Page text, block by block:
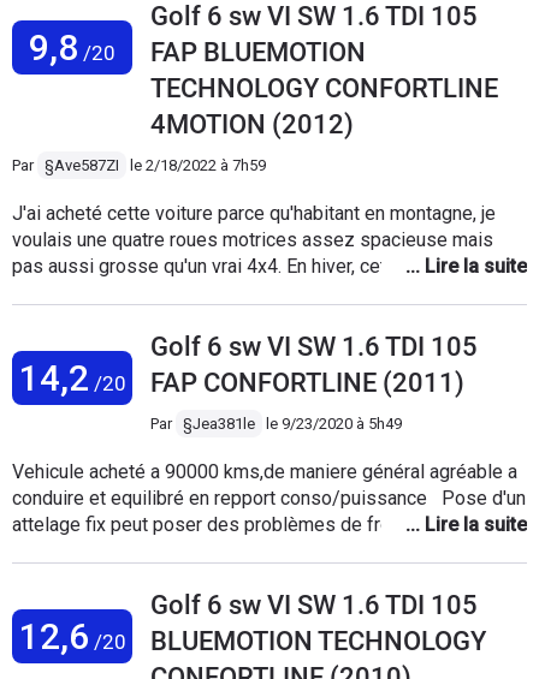
9,8 /20
Golf 6 sw VI SW 1.6 TDI 105
FAP BLUEMOTION
TECHNOLOGY CONFORTLINE
4MOTION (2012)
Par §Ave587ZI le 2/18/2022 à 7h59
J'ai acheté cette voiture parce qu'habitant en montagne, je
voulais une quatre roues motrices assez spacieuse mais
pas aussi grosse qu'un vrai 4x4. En hiver, cette Golf 6
m'a planté deux fois dans la neige fraîche...(j'ai auparavant eu
une Citroën C5 première génération qui ne m'a jamais planté
dans la neige en treize hivers..). Je peux ajouter à cela : - un
FAP HS à 60000 km (pris en charge VW) - deux roulements
se met en grève sans préavis (heureusement la trappe n'est
pas très rigide et ça s'ouvre facilement avec un petit levier
en plastique, preuve que c'est une sécurité bien illusoire) -
une voiture globalement peu confortable (sièges fermes,
moteur très présent avec un son très "agricole", bruits
éoliens prononcés) - un régulateur de vitesse fantaisiste
(jusqu'à 15km/h de plus que le réglage dans les descentes !)
14,2 /20
Golf 6 sw VI SW 1.6 TDI 105
FAP CONFORTLINE (2011)
Par §Jea381le le 9/23/2020 à 5h49
Vehicule acheté a 90000 kms,de maniere général agréable a
conduire et equilibré en repport conso/puissance Pose d'un
attelage fix peut poser des problèmes de frottement dans
extra urbain a eviter Rangement coté habitacle un peut
décevant,place ridicule dans boite a gants,heureusement qu'il
y a les tiroirs sous les sieges
12,6 /20
Golf 6 sw VI SW 1.6 TDI 105
BLUEMOTION TECHNOLOGY